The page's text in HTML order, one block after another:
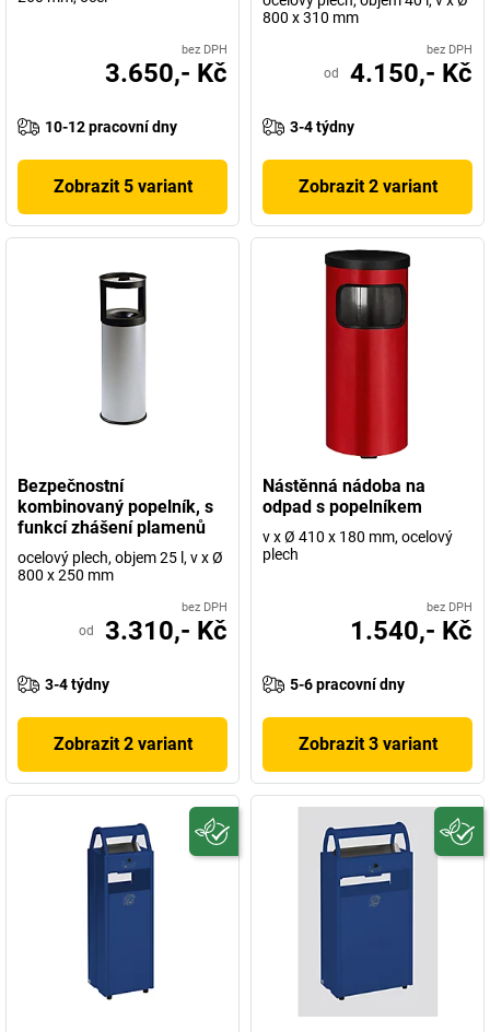
bez DPH
3.650,- Kč
10-12 pracovní dny
Zobrazit 5 variant
800 x 310 mm
bez DPH
od 4.150,- Kč
3-4 týdny
Zobrazit 2 variant
Bezpečnostní
kombinovaný popelník, s
funkcí zhášení plamenů
ocelový plech, objem 25 l, v x Ø
800 x 250 mm
bez DPH
od 3.310,- Kč
3-4 týdny
Zobrazit 2 variant
Nástěnná nádoba na
odpad s popelníkem
v x Ø 410 x 180 mm, ocelový
plech
bez DPH
1.540,- Kč
5-6 pracovní dny
Zobrazit 3 variant